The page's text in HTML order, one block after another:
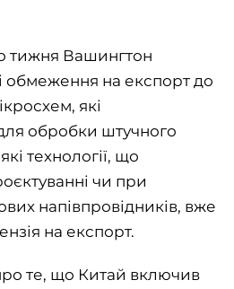
тижня Вашингтон
обмеження на експорт до
які
обробки штучного
технології, що
чи при
напівпровідників, вже
на експорт.
те, що Китай включив